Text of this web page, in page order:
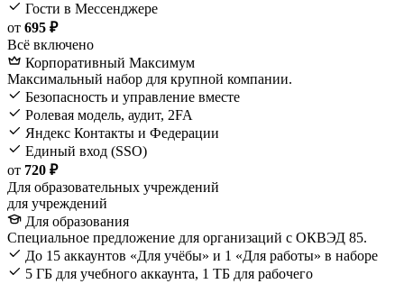
Гости в Мессенджере
от 695 ₽
Всё включено
Корпоративный Максимум
Максимальный набор для крупной компании.
Безопасность и управление вместе
Ролевая модель, аудит, 2FA
Яндекс Контакты и Федерации
Единый вход (SSO)
от 720 ₽
Для образовательных учреждений
для учреждений
Для образования
Специальное предложение для организаций с ОКВЭД 85.
До 15 аккаунтов «Для учёбы» и 1 «Для работы» в наборе
5 ГБ для учебного аккаунта, 1 ТБ для рабочего